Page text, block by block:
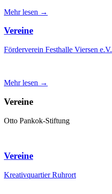
Mehr lesen →
Vereine
Förderverein Festhalle Viersen e.V.
Mehr lesen →
Vereine
Otto Pankok-Stiftung
Vereine
Kreativquartier Ruhrort